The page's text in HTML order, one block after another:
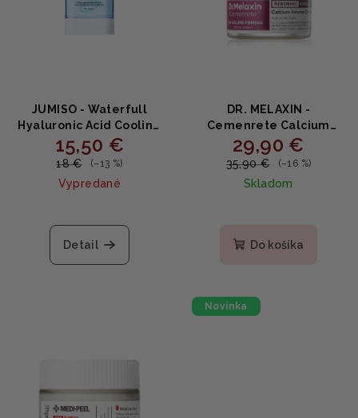
JUMISO - Waterfull
Hyaluronic Acid Cooling
Sun Stick SPF50+ PA++++ -
Chladiaca ochrana pred
hyalurónovou 18g
15,50 €
18 € (–13 %)
Vypredané
Detail
DR. MELAXIN -
Cemenrete Calcium
Intense Cream -
Intenzívny krém s
vápnikom a výživou 50ml
29,90 €
35,90 € (–16 %)
Skladom
Do košíka
Novinka